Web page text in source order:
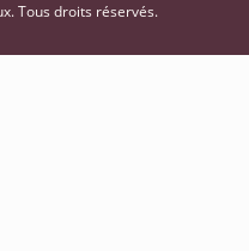
Tous droits réservés.